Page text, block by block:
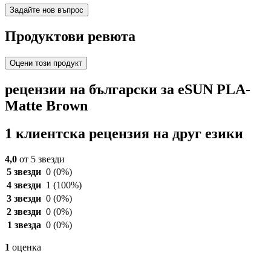
Задайте нов въпрос
Продуктови ревюта
Оцени този продукт
рецензии на български за eSUN PLA-
Matte Brown
1 клиентска рецензия на друг езики
4,0 от 5 звезди
5 звезди 0 (0%)
4 звезди 1 (100%)
3 звезди 0 (0%)
2 звезди 0 (0%)
1 звезда 0 (0%)
1 оценка